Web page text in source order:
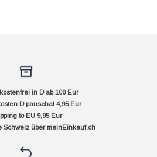
in D ab 100 Eur
D pauschal 4,95 Eur
to EU 9,95 Eur
Schweiz über meinEinkauf.ch